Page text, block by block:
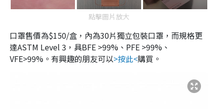
點擊圖片放大
口罩售價為$150/盒，內為30片獨立包裝口罩，而規格更
達ASTM Level 3，具BFE >99%、PFE >99%、
VFE>99%。有興趣的朋友可以>按此<購買。